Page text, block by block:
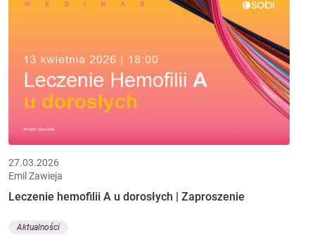
27.03.2026
Emil Zawieja
Leczenie hemofilii A u dorosłych | Zaproszenie
Aktualności